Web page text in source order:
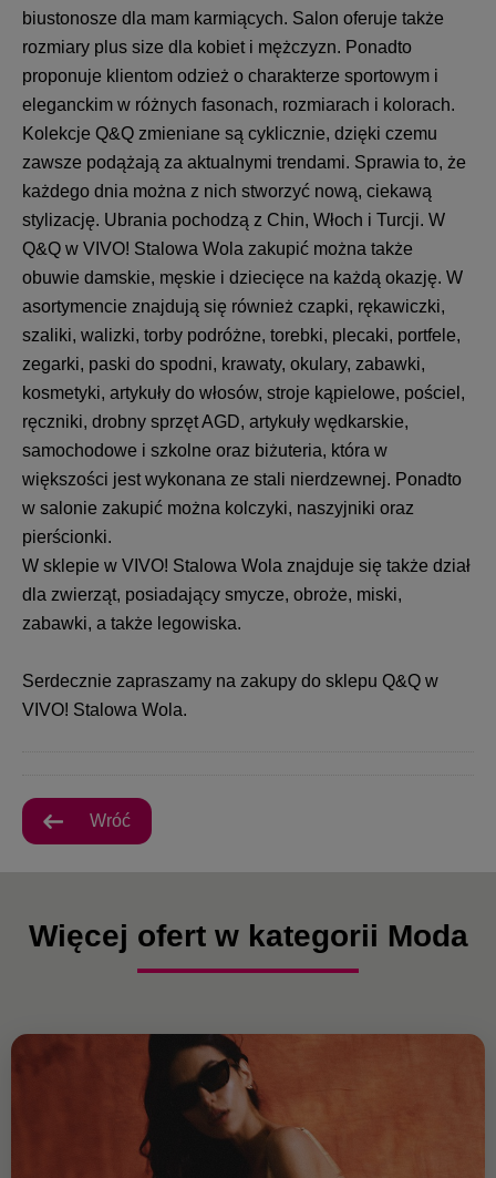
biustonosze dla mam karmiących. Salon oferuje także
rozmiary plus size dla kobiet i mężczyzn. Ponadto
proponuje klientom odzież o charakterze sportowym i
eleganckim w różnych fasonach, rozmiarach i kolorach.
Kolekcje Q&Q zmieniane są cyklicznie, dzięki czemu
zawsze podążają za aktualnymi trendami. Sprawia to, że
każdego dnia można z nich stworzyć nową, ciekawą
stylizację. Ubrania pochodzą z Chin, Włoch i Turcji. W
Q&Q w VIVO! Stalowa Wola zakupić można także
obuwie damskie, męskie i dziecięce na każdą okazję. W
asortymencie znajdują się również czapki, rękawiczki,
szaliki, walizki, torby podróżne, torebki, plecaki, portfele,
zegarki, paski do spodni, krawaty, okulary, zabawki,
kosmetyki, artykuły do włosów, stroje kąpielowe, pościel,
ręczniki, drobny sprzęt AGD, artykuły wędkarskie,
samochodowe i szkolne oraz biżuteria, która w
większości jest wykonana ze stali nierdzewnej. Ponadto
w salonie zakupić można kolczyki, naszyjniki oraz
pierścionki.
W sklepie w VIVO! Stalowa Wola znajduje się także dział
dla zwierząt, posiadający smycze, obroże, miski,
zabawki, a także legowiska.
Serdecznie zapraszamy na zakupy do sklepu Q&Q w
VIVO! Stalowa Wola.
Wróć
Więcej ofert w kategorii Moda